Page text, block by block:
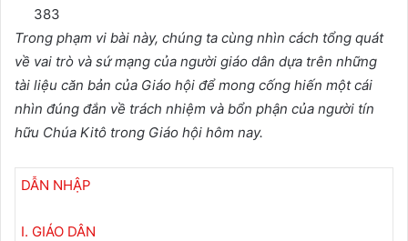
383
Trong phạm vi bài này, chúng ta cùng nhìn cách tổng quát
về vai trò và sứ mạng của người giáo dân dựa trên những
tài liệu căn bản của Giáo hội để mong cống hiến một cái
nhìn đúng đắn về trách nhiệm và bổn phận của người tín
hữu Chúa Kitô trong Giáo hội hôm nay.
DẪN NHẬP
I. GIÁO DÂN